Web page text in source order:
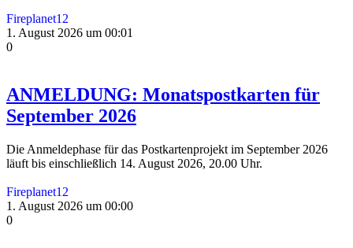
Fireplanet12
1. August 2026 um 00:01
0
ANMELDUNG: Monatspostkarten für
September 2026
Die Anmeldephase für das Postkartenprojekt im September 2026
läuft bis einschließlich 14. August 2026, 20.00 Uhr.
Fireplanet12
1. August 2026 um 00:00
0